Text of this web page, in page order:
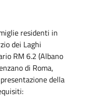
residenti in
dei Laghi
RM 6.2 (Albano
di Roma,
della